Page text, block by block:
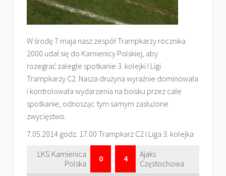
W środę 7 maja nasz zespół Trampkarzy rocznika
2000 udał się do Kamienicy Polskiej, aby
rozegrać zaległe spotkanie 3. kolejki I Ligi
Trampkarzy C2. Nasza drużyna wyraźnie dominowała
i kontrolowała wydarzenia na boisku przez całe
spotkanie, odnosząc tym samym zasłużone
zwycięstwo.
7.05.2014 godz. 17.00 Trampkarz C2 I Liga 3. kolejka
LKS Kamienica
Polska
0 : 4
Ajaks
Częstochowa